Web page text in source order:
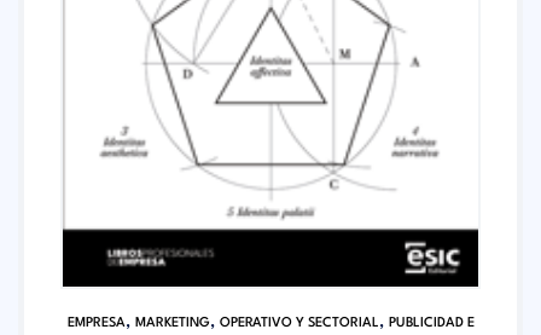
EMPRESA, MARKETING, OPERATIVO Y SECTORIAL, PUBLICIDAD E